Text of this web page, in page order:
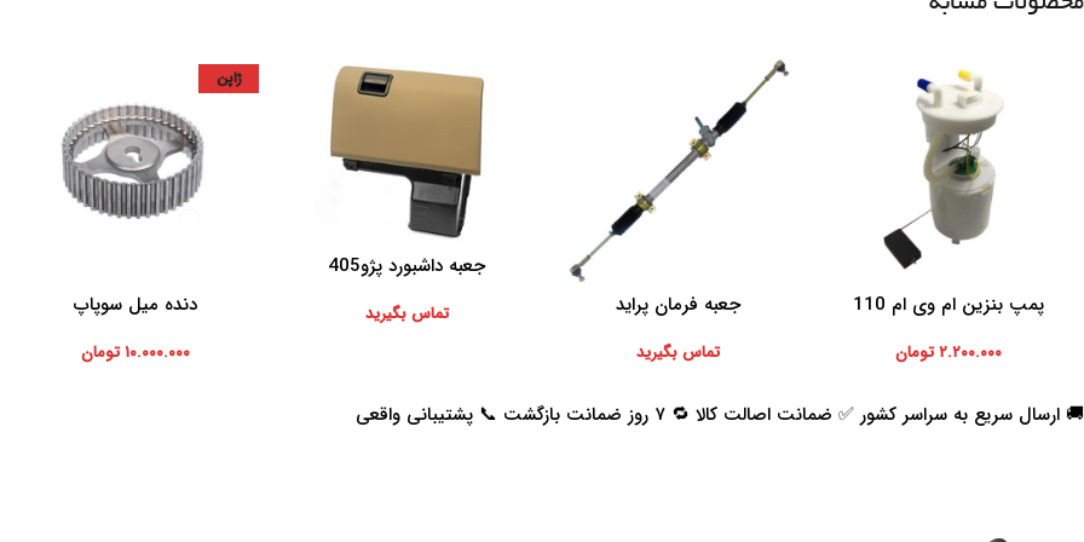
افزودن به سبد خرید
پمپ بنزین ام وی ام 110
۲.۲۰۰.۰۰۰تومان
اطلاعات بیشترجعبه فرمان پراید
تماس بگیرید
اطلاعات بیشتر
جعبه داشبورد پژو405
تماس بگیرید
ژاپن
افزودن به سبد خرید
دنده میل سوپاپ
۱۰.۰۰۰.۰۰۰تومان
🚚 ارسال سریع به سراسر کشور ✅ ضمانت اصالت کالا 🔁 ۷ روز ضمانت بازگشت 📞 پشتیبانی واقعی